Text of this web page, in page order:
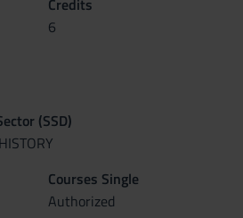
Credits
6
(SSD)
Courses Single
Authorized